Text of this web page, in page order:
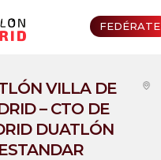
FEDÉRATE
VILLA DE
– CTO DE
DUATLÓN
ESTANDAR